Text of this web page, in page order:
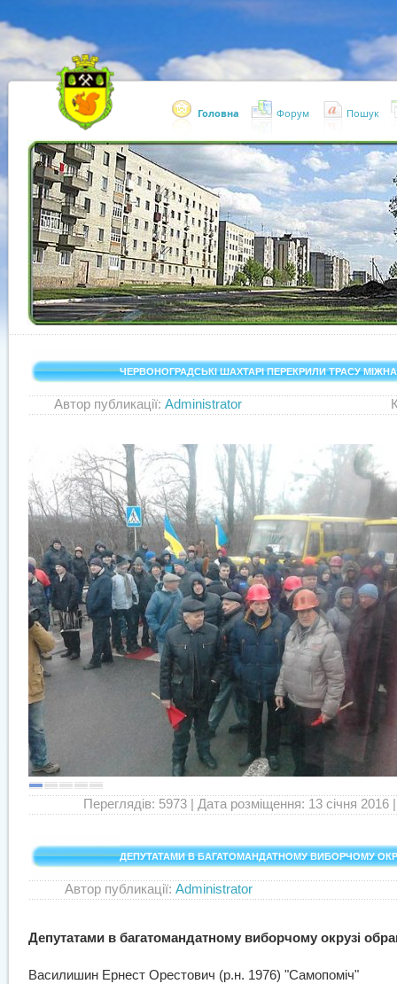
Головна Форум Пошук
« 1 2 3 4 5 6 7 »
ЧЕРВОНОГРАДСЬКІ ШАХТАРІ ПЕРЕКРИЛИ ТРАСУ
Автор публикації: Administrator
Переглядів: 5973 | Дата розміщення: 13 січня
ДЕПУТАТАМИ В БАГАТОМАНДАТНОМУ ВИБОРЧОМУ
Автор публикації: Administrator
Депутатами в багатомандатному виборчому окрузі
Василишин Ернест Орестович (р.н. 1976) "Самопоміч"